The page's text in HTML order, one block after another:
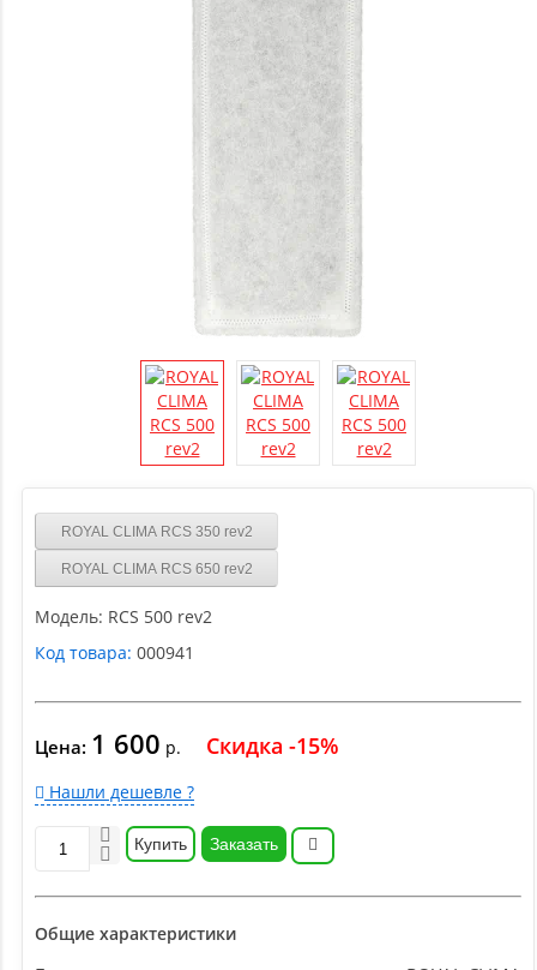
ROYAL CLIMA RCS 350 rev2
ROYAL CLIMA RCS 650 rev2
Модель: RCS 500 rev2
Код товара: 000941
Цена: 1 600 р. Скидка -15%
Нашли дешевле ?
Купить Заказать
Общие характеристики